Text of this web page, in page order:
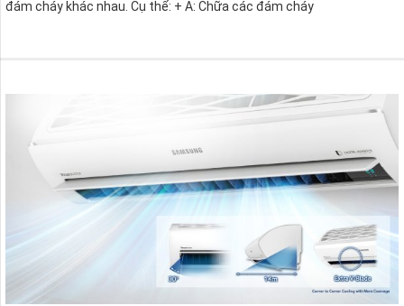
đám cháy khác nhau. Cụ thể: + A: Chữa các đám cháy